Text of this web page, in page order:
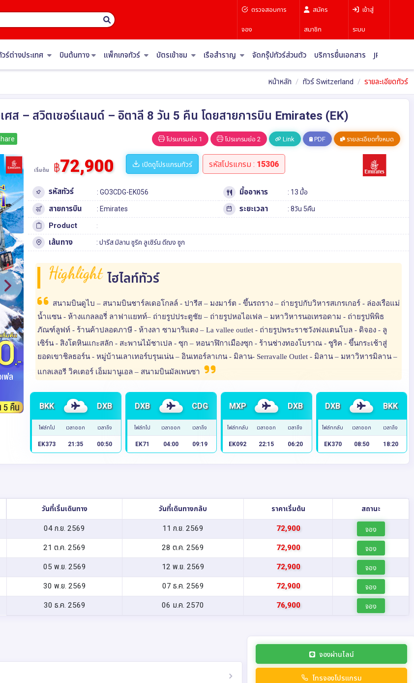
ตรวจสอบการ
จอง
สมัคร
สมาชิก
เข้าสู่
ระบบ
ร์ต่างประเทศ บินต้นทาง แพ็กเกจทัวร์ บัตรเข้าชม เรือสำราญ จัดกรุ๊ปทัวร์ส่วนตัว บริการยื่นเอกสาร JR Pass
หน้าหลัก ทัวร์ Switzerland รายละเอียดทัวร์
ศส – สวิตเซอร์แลนด์ – อิตาลี 8 วัน 5 คืน โดยสายการบิน Emirates (EK)
โปรแกรมย่อ 1 โปรแกรมย่อ 2 Link PDF รายละเอียดทั้งหมด
เริ่มต้น ฿72,900 เปิดดูโปรแกรมทัวร์ รหัสโปรแกรม : 15306
รหัสทัวร์ : GO3CDG-EK056 มื้ออาหาร : 13 มื้อ
สายการบิน : Emirates ระยะเวลา : 8วัน 5คืน
Product :
เส้นทาง :ปารีส มิลาน ซูริค ลูเซิร์น ดีฌง ซูก
Highlight ไฮไลท์ทัวร์
สนามบินดูไบ – สนามบินชาร์ลเดอโกลล์ - ปารีส – มงมาร์ต - ขึ้นรถราง – ถ่ายรูปกับวิหารสเกรเกอร์ - ล่องเรือแม่
น้ำแซน - ห้างแกลลอรี่ ลาฟาแยทท์– ถ่ายรูปประตูชัย – ถ่ายรูปหอไอเฟล – มหาวิหารนอเทรอดาม - ถ่ายรูปพิพิธ
ภัณฑ์ลูฟท์ - ร้านค้าปลอดภาษี - ห้างลา ซามาริแตง – La vallee outlet - ถ่ายรูปพระราชวังฟงแตนโบล - ดิจอง - ลู
เซิร์น - สิงโตหินแกะสลัก - สะพานไม้ชาเปล - ซุก – หอนาฬิกาเมืองซุก - ร้านช่างทองโบราณ - ซูริค - ขึ้นกระเช้าสู่
ยอดเขาชิลธอร์น - หมู่บ้านเลาเทอร์บรุนเน่น – อินเทอร์ลาเกน - มิลาน- Serravalle Outlet - มิลาน – มหาวิหารมิลาน –
แกลเลอรี วิคเตอร์ เอ็มมานูเอล – สนามบินมัลเพนซา
BKK DXB
ไฟล์ทไป เวลาออก เวลาถึง
EK373 21:35 00:50
DXB CDG
ไฟล์ทไป เวลาออก เวลาถึง
EK71 04:00 09:19
MXP DXB
ไฟล์ทกลับ เวลาออก เวลาถึง
EK092 22:15 06:20
DXB BKK
ไฟล์ทกลับ เวลาออก เวลาถึง
EK370 08:50 18:20
วันที่เริ่มเดินทาง วันที่เดินทางกลับ ราคาเริ่มต้น สถานะ
04 ก.ย. 2569 11 ก.ย. 2569 72,900 จอง
21 ต.ค. 2569 28 ต.ค. 2569 72,900 จอง
05 พ.ย. 2569 12 พ.ย. 2569 72,900 จอง
30 พ.ย. 2569 07 ธ.ค. 2569 72,900 จอง
30 ธ.ค. 2569 06 ม.ค. 2570 76,900 จอง
จองผ่านไลน์
โทรจองโปรแกรม